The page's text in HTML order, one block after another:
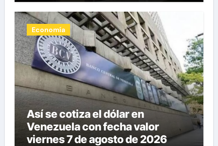
Economía
Así se cotiza el dólar en
Venezuela con fecha valor
viernes 7 de agosto de 2026